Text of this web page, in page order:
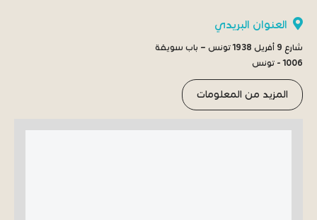
العنوان البريدي
شارع 9 أفريل 1938 تونس – باب سويقة
1006 - تونس
المزيد من المعلومات